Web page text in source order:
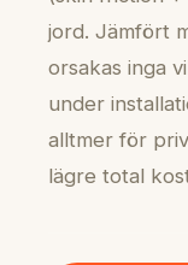
jord. Jämfört
orsakas inga
under
alltmer för
lägre total